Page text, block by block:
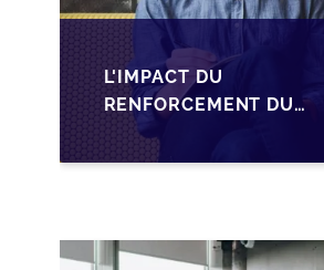
L'IMPACT DU
RENFORCEMENT DU
PACTE DUTREIL SUR
LA TRANSMISSION DES